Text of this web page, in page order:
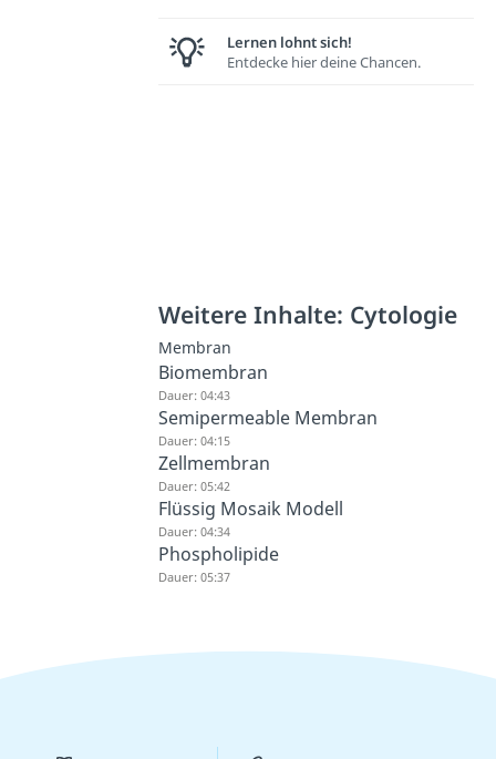
Lernen lohnt sich!
Entdecke hier deine Chancen.
Weitere Inhalte: Cytologie
Membran
Biomembran
Dauer: 04:43
Semipermeable Membran
Dauer: 04:15
Zellmembran
Dauer: 05:42
Flüssig Mosaik Modell
Dauer: 04:34
Phospholipide
Dauer: 05:37